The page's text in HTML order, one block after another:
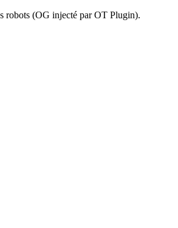
robots (OG injecté par OT Plugin).